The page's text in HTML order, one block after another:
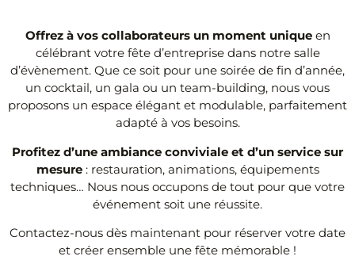
Offrez à vos collaborateurs un moment uniqueen
célébrant votre fête d’entreprise dans notre salle
d’évènement. Que ce soit pour une soirée de fin d’année,
un cocktail, un gala ou un team-building, nous vous
proposons un espace élégant et modulable, parfaitement
adapté à vos besoins.
Profitez d’une ambiance conviviale et d’un service sur
mesure: restauration, animations, équipements
techniques… Nous nous occupons de tout pour que votre
événement soit une réussite.
Contactez-nous dès maintenant pour réserver votre date
et créer ensemble une fête mémorable !